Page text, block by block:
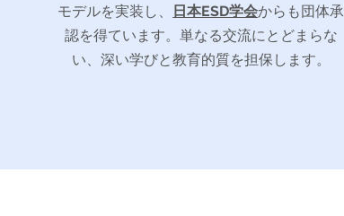
モデルを実装し、
日本ESD学会からも団体承
認を得ています。単なる交流にとどまらな
い、深い学びと教育的質を担保します。